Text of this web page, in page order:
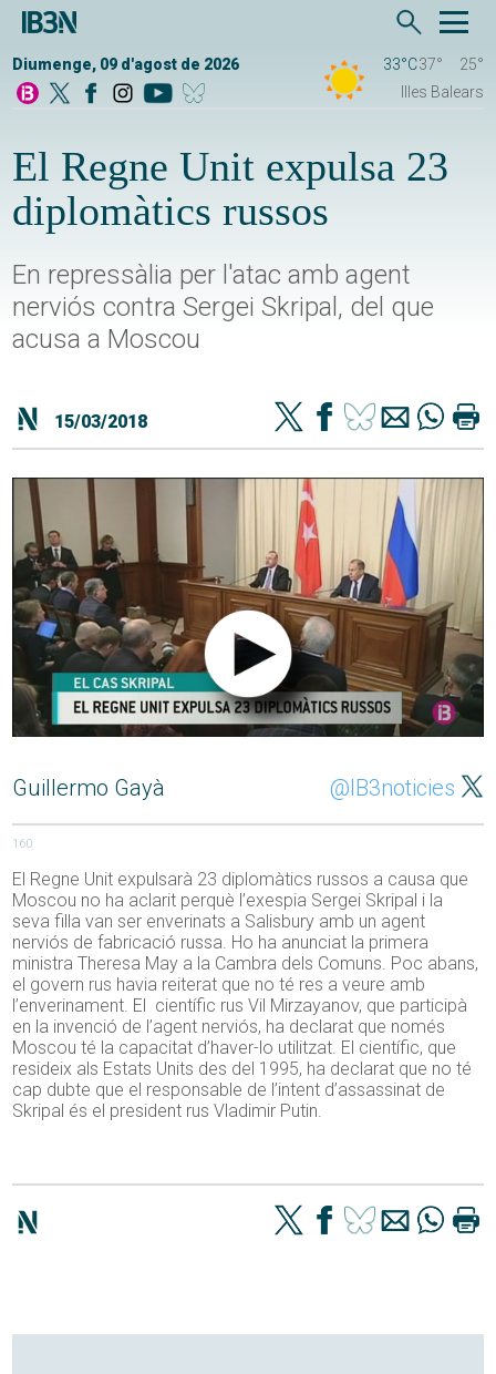
Diumenge, 09 d'agost de 2026 33°C37°
25°
Illes Balears
El Regne Unit expulsa 23
diplomàtics russos
En repressàlia per l'atac amb agent
nerviós contra Sergei Skripal, del que
acusa a Moscou
15/03/2018
Guillermo Gayà @IB3noticies
160
El Regne Unit expulsarà 23 diplomàtics russos a causa que
Moscou no ha aclarit perquè l’exespia Sergei Skripal i la
seva filla van ser enverinats a Salisbury amb un agent
nerviós de fabricació russa. Ho ha anunciat la primera
ministra Theresa May a la Cambra dels Comuns. Poc abans,
el govern rus havia reiterat que no té res a veure amb
l’enverinament. El científic rus Vil Mirzayanov, que participà
en la invenció de l’agent nerviós, ha declarat que només
Moscou té la capacitat d’haver-lo utilitzat. El científic, que
resideix als Estats Units des del 1995, ha declarat que no té
cap dubte que el responsable de l’intent d’assassinat de
Skripal és el president rus Vladimir Putin.